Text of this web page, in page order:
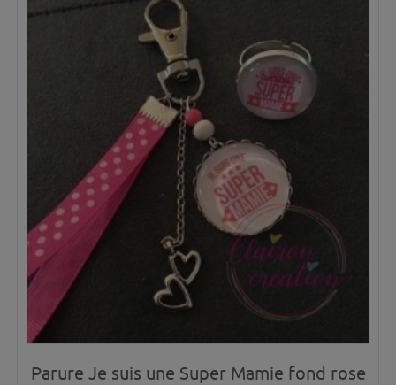
Parure Je suis une Super Mamie fond rose